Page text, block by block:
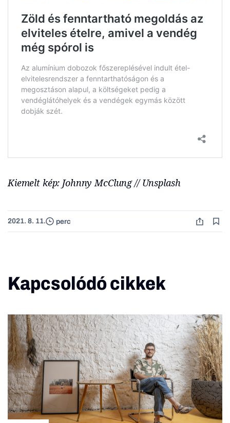
Kiemelt kép: Johnny McClung // Unsplash
2021. 8. 11. perc
Kapcsolódó cikkek